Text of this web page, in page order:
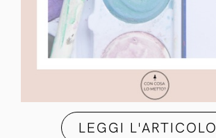
LEGGI L'ARTICOLO